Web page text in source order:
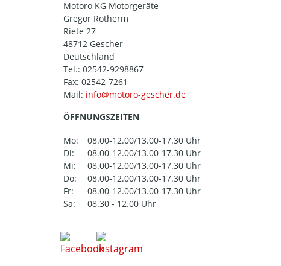
Motoro KG Motorgeräte
Gregor Rotherm
Riete 27
48712 Gescher
Deutschland
Tel.: 02542-9298867
Fax: 02542-7261
Mail:
ÖFFNUNGSZEITEN
Mo:
08.00-12.00/13.00-17.30 Uhr
Di:
08.00-12.00/13.00-17.30 Uhr
Mi:
08.00-12.00/13.00-17.30 Uhr
Do:
08.00-12.00/13.00-17.30 Uhr
Fr:
08.00-12.00/13.00-17.30 Uhr
Sa:
08.30 - 12.00 Uhr